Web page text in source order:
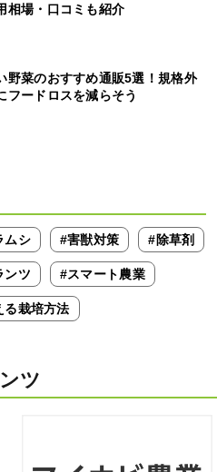
相場・口コミも紹介
野菜のおすすめ通販5選！規格外
フードロスを減らそう
ムシ #害獣対策 #除草剤
ンツ #スマート農業
る栽培方法
ツ